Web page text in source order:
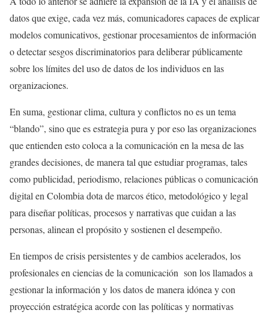
datos que exige, cada vez más, comunicadores capaces de explicar
modelos comunicativos, gestionar procesamientos de información
o detectar sesgos discriminatorios para deliberar públicamente
sobre los límites del uso de datos de los individuos en las
organizaciones.
En suma, gestionar clima, cultura y conflictos no es un tema
“blando”, sino que es estrategia pura y por eso las organizaciones
que entienden esto coloca a la comunicación en la mesa de las
grandes decisiones, de manera tal que estudiar programas, tales
como publicidad, periodismo, relaciones públicas o comunicación
digital en Colombia dota de marcos ético, metodológico y legal
para diseñar políticas, procesos y narrativas que cuidan a las
personas, alinean el propósito y sostienen el desempeño.
En tiempos de crisis persistentes y de cambios acelerados, los
profesionales en ciencias de la comunicación son los llamados a
gestionar la información y los datos de manera idónea y con
proyección estratégica acorde con las políticas y normativas